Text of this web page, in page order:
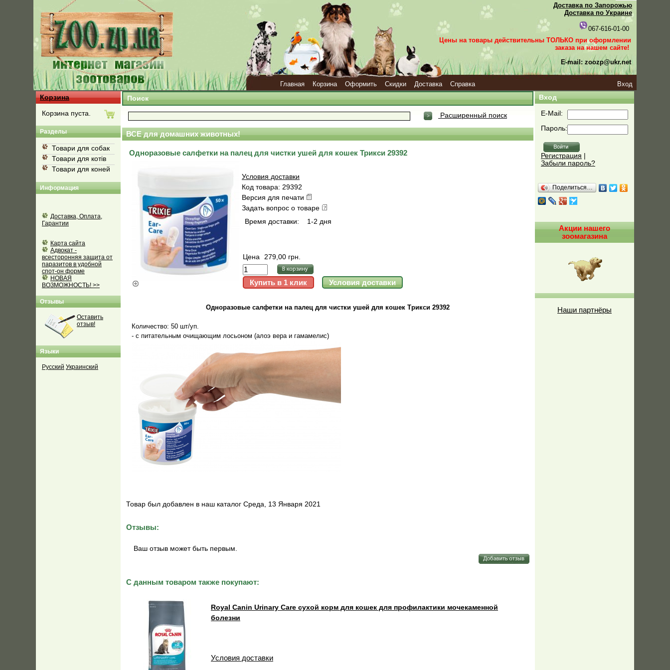
Доставка по Запорожью
Доставка по Украине
067-616-01-00
Цены на товары действительны ТОЛЬКО при оформлении
заказа на нашем сайте!
E-mail: zoozp@ukr.net
Главная Корзина Оформить Скидки Доставка Справка
Вход
Корзина
Корзина пуста.
Разделы
Товари для собак
Товари для котів
Товари для коней
Информация
Доставка, Оплата,
Гарантии
Карта сайта
Адвокат -
всесторонняя защита от
паразитов в удобной
спот-он форме
НОВАЯ
ВОЗМОЖНОСТЬ! >>
Отзывы
Оставить
отзыв!
Языки
Русский Украинский
Поиск
Расширенный поиск
ВСЕ для домашних животных!
Одноразовые салфетки на палец для чистки ушей для кошек Трикси 29392
Условия доставки
Код товара: 29392
Версия для печати
Задать вопрос о товаре
Время доставки:
1-2 дня
Цена 279,00 грн.
Одноразовые салфетки на палец для чистки ушей для кошек Трикси 29392
Количество: 50 шт/уп.
- с питательным очищающим лосьоном (алоэ вера и гамамелис)
Товар был добавлен в наш каталог Среда, 13 Января 2021
Отзывы:
Ваш отзыв может быть первым.
С данным товаром также покупают:
Royal Canin Urinary Care сухой корм для кошек для профилактики мочекаменной
болезни
Условия доставки
Вход
E-Mail:
Пароль:
Регистрация
Забыли пароль?
Поделиться…
Акции нашего
зоомагазина
Наши партнёры